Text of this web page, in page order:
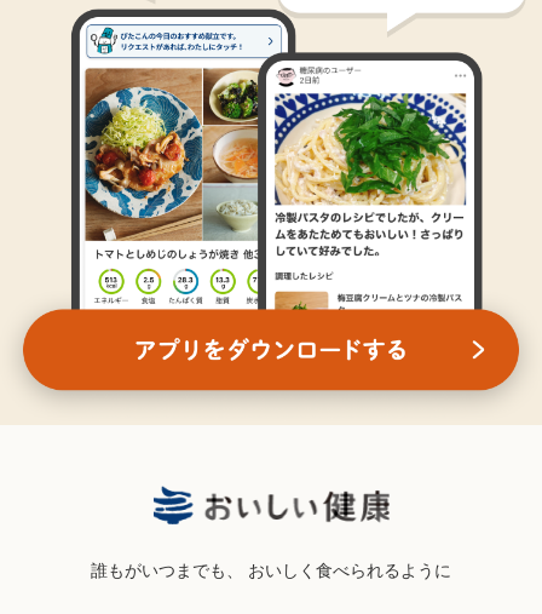
誰もがいつまでも、 おいしく食べられるように